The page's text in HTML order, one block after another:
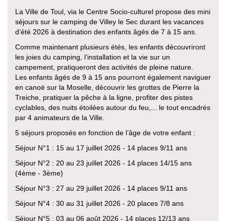
La Ville de Toul, via le Centre Socio-culturel propose des mini
séjours sur le camping de Villey le Sec durant les vacances
d’été 2026 à destination des enfants âgés de 7 à 15 ans.
Comme maintenant plusieurs étés, les enfants découvriront
les joies du camping, l’installation et la vie sur un
campement, pratiqueront des activités de pleine nature.
Les enfants âgés de 9 à 15 ans pourront également naviguer
en canoë sur la Moselle, découvrir les grottes de Pierre la
Treiche, pratiquer la pêche à la ligne, profiter des pistes
cyclables, des nuits étoilées autour du feu,... le tout encadrés
par 4 animateurs de la Ville.
5 séjours proposés en fonction de l’âge de votre enfant :
Séjour N°1 : 15 au 17 juillet 2026 - 14 places 9/11 ans
Séjour N°2 : 20 au 23 juillet 2026 - 14 places 14/15 ans
(4ème - 3ème)
Séjour N°3 : 27 au 29 juillet 2026 - 14 places 9/11 ans
Séjour N°4 : 30 au 31 juillet 2026 - 20 places 7/8 ans
Séjour N°5 : 03 au 06 août 2026 - 14 places 12/13 ans